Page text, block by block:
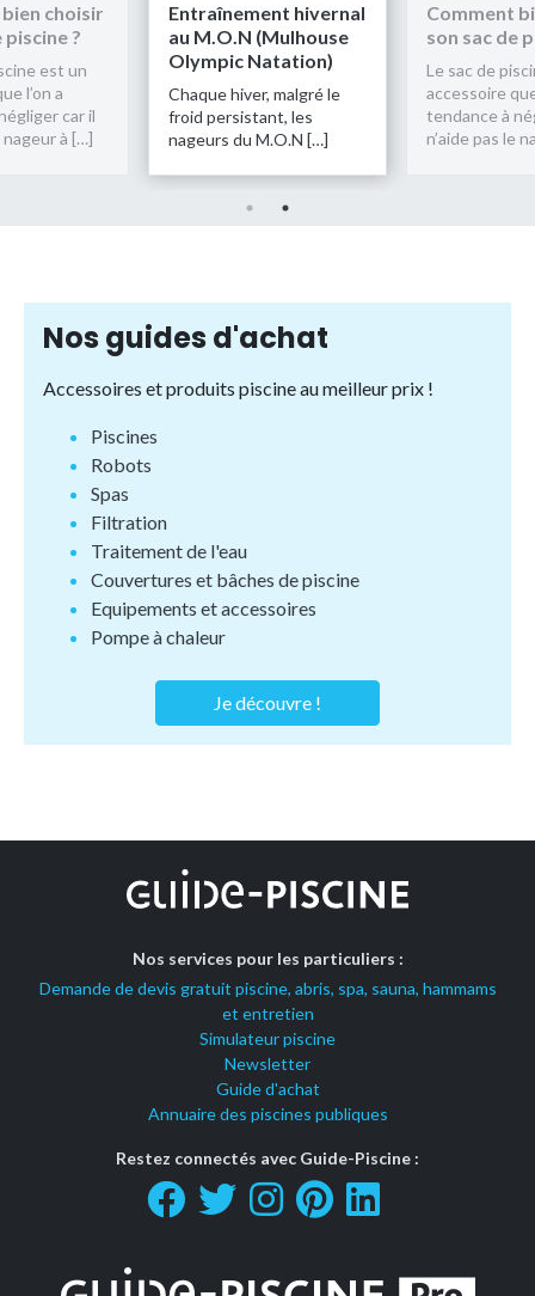
choisir
piscine ?
est un
l’on a
car il
nageur à […]
Entraînement hivernal
au M.O.N (Mulhouse
Olympic Natation)
Chaque hiver, malgré le
froid persistant, les
nageurs du M.O.N […]
Comment
son sac de
Le sac de
accessoire
tendance à
n’aide pas le
Nos guides d'achat
Accessoires et produits piscine au meilleur prix !
Piscines
Robots
Spas
Filtration
Traitement de l'eau
Couvertures et bâches de piscine
Equipements et accessoires
Pompe à chaleur
Je découvre !
Nos services pour les particuliers :
Demande de devis gratuit piscine, abris, spa, sauna, hammams
et entretien
Simulateur piscine
Newsletter
Guide d'achat
Annuaire des piscines publiques
Restez connectés avec Guide-Piscine :